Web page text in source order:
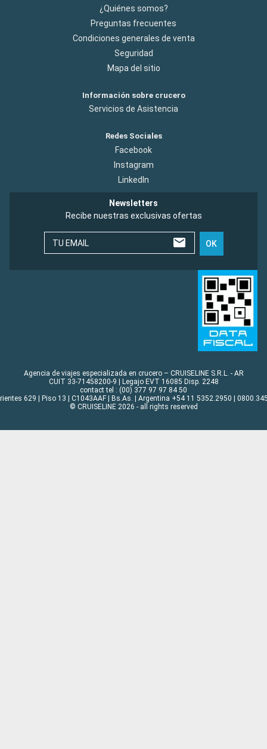
¿Quiénes somos?
Preguntas frecuentes
Condiciones generales de venta
Seguridad
Mapa del sitio
Información sobre crucero
Servicios de Asistencia
Redes Sociales
Facebook
Instagram
LinkedIn
Newsletters
Recibe nuestras exclusivas ofertas
TU EMAIL OK
Agencia de viajes especializada en crucero – CRUISELINE S.R.L. - AR
CUIT 33-71458200-9 | Legajo EVT 16085 Disp. 2248
contact tel : (00) 377 97 97 84 50
629 | Piso 13 | C1043AAF | Bs.As. | Argentina +54 11 5352.2950 |
© CRUISELINE 2026 - all rights reserved